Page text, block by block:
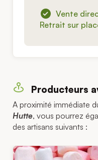
Vente
Retrait sur
Producteurs
A proximité immédiate
Hutte, vous pourrez
des artisans suivants :